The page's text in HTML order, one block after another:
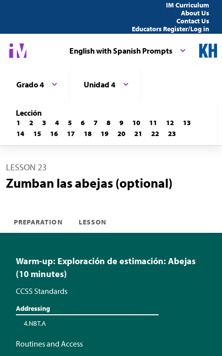
IM Curriculum
About Us
Contact Us
Educators Register/Log in
English with Spanish Prompts
Grado 4 Unidad 4
Lección
1 2 3 4 5 6 7 8 9 10 11 12
13
14
15 16 17 18 19 20 21 22 23
LESSON 23
Zumban las abejas (optional)
PREPARATION LESSON
Warm-up: Exploración de estimación: Abejas
(10 minutes)
CCSS Standards
Addressing
4.NBT.A
Routines and Access